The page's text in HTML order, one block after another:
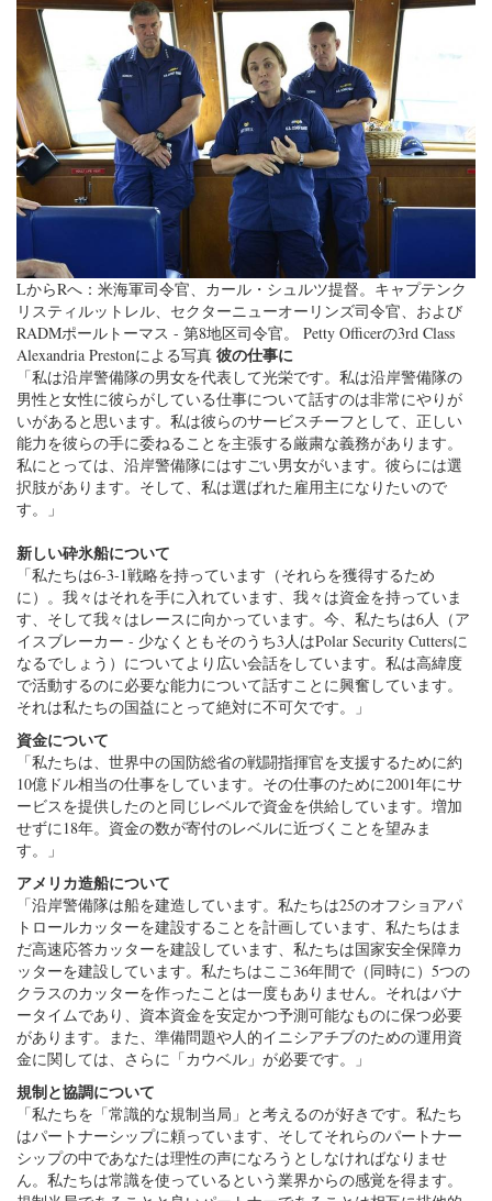
LからRへ：米海軍司令官、カール・シュルツ提督。キャプテンク
リスティルットレル、セクターニューオーリンズ司令官、および
RADMポールトーマス - 第8地区司令官。 Petty Officerの3rd Class
Alexandria Prestonによる写真 彼の仕事に
「私は沿岸警備隊の男女を代表して光栄です。私は沿岸警備隊の
男性と女性に彼らがしている仕事について話すのは非常にやりが
いがあると思います。私は彼らのサービスチーフとして、正しい
能力を彼らの手に委ねることを主張する厳粛な義務があります。
私にとっては、沿岸警備隊にはすごい男女がいます。彼らには選
択肢があります。そして、私は選ばれた雇用主になりたいので
す。」
新しい砕氷船について
「私たちは6-3-1戦略を持っています（それらを獲得するため
に）。我々はそれを手に入れています、我々は資金を持っていま
す、そして我々はレースに向かっています。今、私たちは6人（ア
イスブレーカー - 少なくともそのうち3人はPolar Security Cuttersに
なるでしょう）についてより広い会話をしています。私は高緯度
で活動するのに必要な能力について話すことに興奮しています。
それは私たちの国益にとって絶対に不可欠です。」
資金について
「私たちは、世界中の国防総省の戦闘指揮官を支援するために約
10億ドル相当の仕事をしています。その仕事のために2001年にサ
ービスを提供したのと同じレベルで資金を供給しています。増加
せずに18年。資金の数が寄付のレベルに近づくことを望みま
す。」
アメリカ造船について
「沿岸警備隊は船を建造しています。私たちは25のオフショアパ
トロールカッターを建設することを計画しています、私たちはま
だ高速応答カッターを建設しています、私たちは国家安全保障カ
ッターを建設しています。私たちはここ36年間で（同時に）5つの
クラスのカッターを作ったことは一度もありません。それはバナ
ータイムであり、資本資金を安定かつ予測可能なものに保つ必要
があります。また、準備問題や人的イニシアチブのための運用資
金に関しては、さらに「カウベル」が必要です。」
規制と協調について
「私たちを「常識的な規制当局」と考えるのが好きです。私たち
はパートナーシップに頼っています、そしてそれらのパートナー
シップの中であなたは理性の声になろうとしなければなりませ
ん。私たちは常識を使っているという業界からの感覚を得ます。